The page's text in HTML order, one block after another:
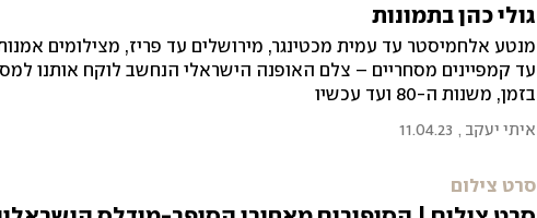
גולי כהן בתמונות
מנטע אלחמיסטר עד עמית מכטינגר, מירושלים עד פריז, מצילומים
עד קמפיינים מסחריים – צלם האופנה הישראלי הנחשב לוקח אותנו
בזמן, משנות ה-80 ועד עכשיו
איתי יעקב ,
11.04.23
סרט צילום